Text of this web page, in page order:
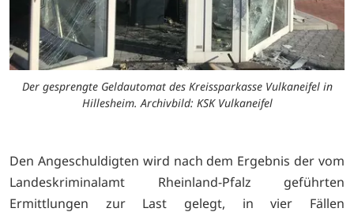
Der gesprengte Geldautomat des Kreissparkasse Vulkaneifel in
Hillesheim. Archivbild: KSK Vulkaneifel
Den Angeschuldigten wird nach dem Ergebnis der vom
Landeskriminalamt Rheinland-Pfalz geführten
Ermittlungen zur Last gelegt, in vier Fällen